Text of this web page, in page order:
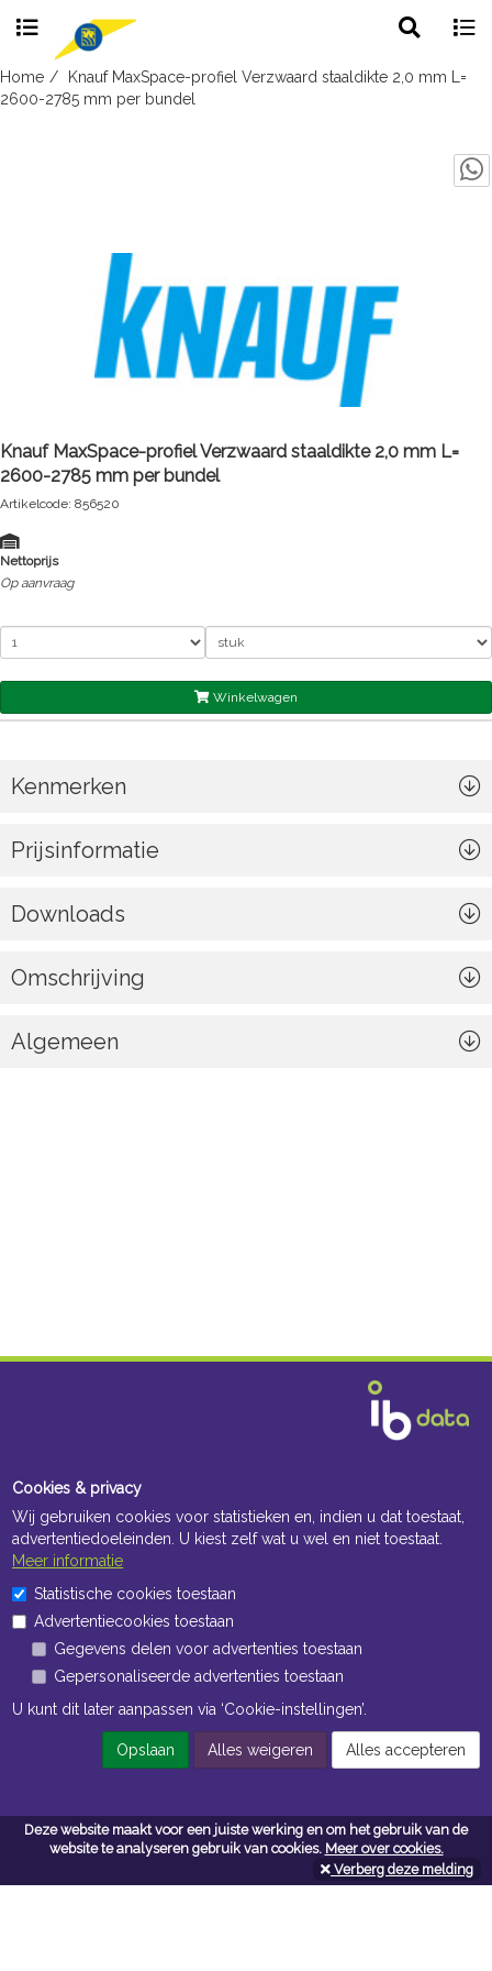
Deze website maakt voor een juiste werking en om het gebruik van de
website te analyseren gebruik van cookies. Meer over cookies.
Verberg deze melding
Skip
to
search
Home
Knauf MaxSpace-profiel Verzwaard staaldikte 2,0 mm L=
2600-2785 mm per bundel
Knauf MaxSpace-profiel Verzwaard staaldikte 2,0 mm L=
2600-2785 mm per bundel
Artikelcode: 856520
Nettoprijs
Op aanvraag
Winkelwagen
Kenmerken
Prijsinformatie
Downloads
Omschrijving
Algemeen
Openingstijden Kantoor
ma t/m vr 8:30 uur tot 17:00 uur
Openingstijden Magazijn
ma t/m vr 7:00 uur tot 16:30 uur
Navigatie
Algemene voorwaarden
Privacy
Cookies & privacy
Wij gebruiken cookies voor statistieken en, indien u dat toestaat,
advertentiedoeleinden. U kiest zelf wat u wel en niet toestaat.
Meer informatie
Statistische cookies toestaan
Advertentiecookies toestaan
Gegevens delen voor advertenties toestaan
Gepersonaliseerde advertenties toestaan
U kunt dit later aanpassen via ‘Cookie-instellingen’.
Opslaan Alles weigeren Alles accepteren